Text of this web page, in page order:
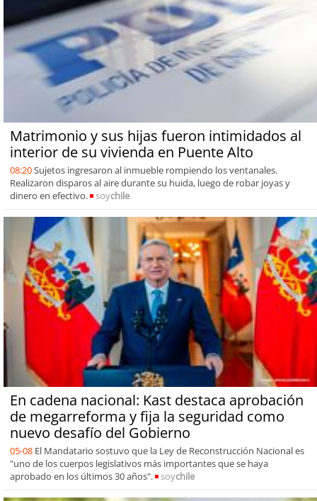
Matrimonio y sus hijas fueron intimidados al
interior de su vivienda en Puente Alto
08:20Sujetos ingresaron al inmueble rompiendo los ventanales.
Realizaron disparos al aire durante su huida, luego de robar joyas y
dinero en efectivo.
soychile
En cadena nacional: Kast destaca aprobación
de megarreforma y fija la seguridad como
nuevo desafío del Gobierno
05-08 El Mandatario sostuvo que la Ley de Reconstrucción Nacional es
"uno de los cuerpos legislativos más importantes que se haya
aprobado en los últimos 30 años".
soychile